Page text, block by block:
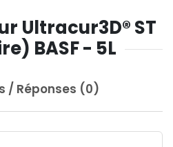
Ultracur3D® ST
BASF - 5L
/ Réponses (0)